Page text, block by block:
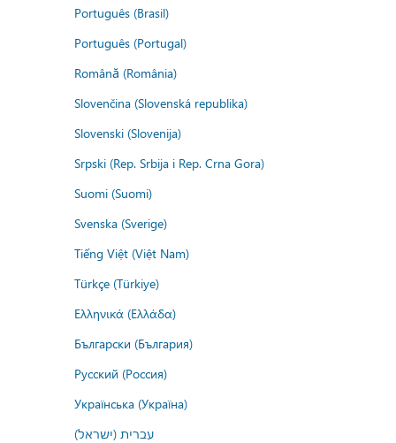
Português (Brasil)
Português (Portugal)
Română (România)
Slovenčina (Slovenská republika)
Slovenski (Slovenija)
Srpski (Rep. Srbija i Rep. Crna Gora)
Suomi (Suomi)
Svenska (Sverige)
Tiếng Việt (Việt Nam)
Türkçe (Türkiye)
Ελληνικά (Ελλάδα)
Български (България)
Русский (Россия)
Українська (Україна)
עברית (ישראל)